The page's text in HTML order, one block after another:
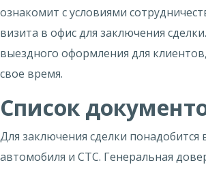
ознакомит с условиями
визита в офис для заключения
выездного оформления для
свое время.
Список
Для заключения сделки понадобится
автомобиля и СТС. Генеральная